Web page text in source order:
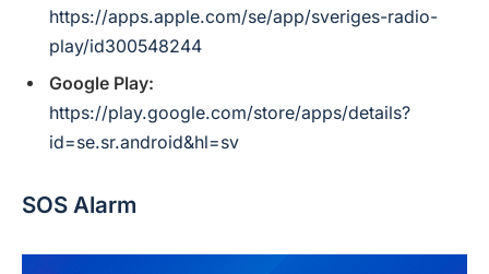
https://apps.apple.com/se/app/sveriges-radio-
play/id300548244
Google Play:
https://play.google.com/store/apps/details?
id=se.sr.android&hl=sv
SOS Alarm